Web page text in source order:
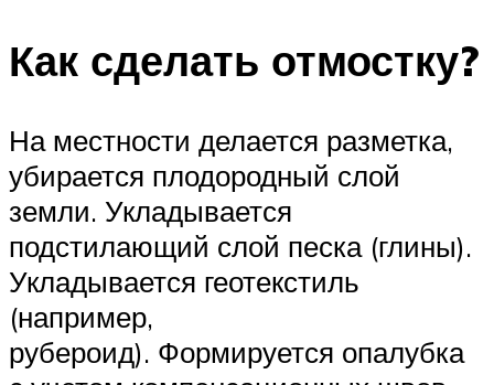
Как сделать отмостку?
На местности делается разметка,
убирается плодородный слой
земли. Укладывается
подстилающий слой песка (глины).
Укладывается геотекстиль
(например,
рубероид). Формируется опалубка